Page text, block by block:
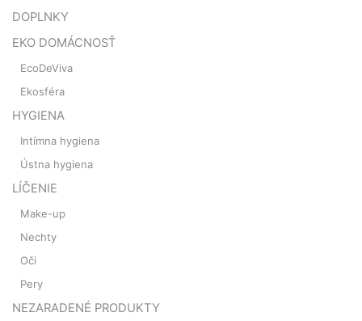
DOPLNKY
EKO DOMÁCNOSŤ
EcoDeViva
Ekosféra
HYGIENA
Intímna hygiena
Ústna hygiena
LÍČENIE
Make-up
Nechty
Oči
Pery
NEZARADENÉ PRODUKTY